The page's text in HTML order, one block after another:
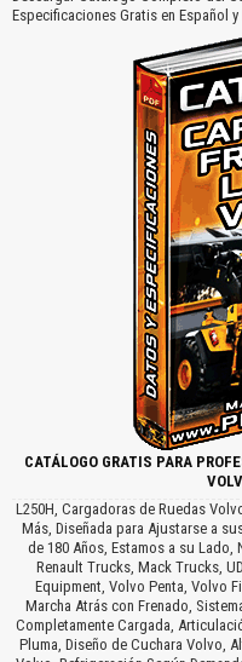
Especificaciones Gratis en Español y
CATÁLOGO GRATIS PARA
L250H, Cargadoras de Ruedas
Más, Diseñada para Ajustarse a
de 180 Años, Estamos a su
Renault Trucks, Mack Trucks,
Equipment, Volvo Penta, Volvo
Marcha Atrás con Frenado,
Completamente Cargada,
Pluma, Diseño de Cuchara Volvo,